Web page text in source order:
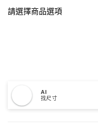
請選擇商品選項
AI
找尺寸